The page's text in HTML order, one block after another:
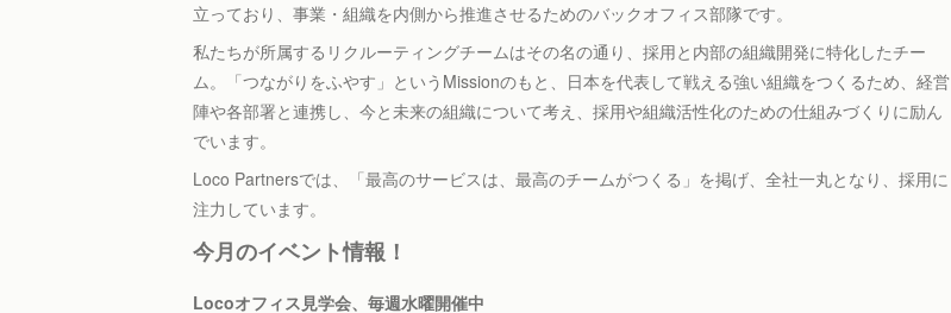
立っており、事業・組織を内側から推進させるためのバックオフィス部隊です。
私たちが所属するリクルーティングチームはその名の通り、採用と内部の組織開発に特化したチー
ム。「つながりをふやす」というMissionのもと、日本を代表して戦える強い組織をつくるため、経営
陣や各部署と連携し、今と未来の組織について考え、採用や組織活性化のための仕組みづくりに励ん
でいます。
Loco Partnersでは、「最高のサービスは、最高のチームがつくる」を掲げ、全社一丸となり、採用に
注力しています。
今月のイベント情報！
Locoオフィス見学会、毎週水曜開催中